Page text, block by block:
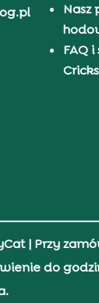
Nasz
FAQ
| Przy
do